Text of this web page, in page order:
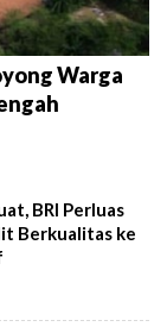
Warga
BRI Perluas
Berkualitas ke